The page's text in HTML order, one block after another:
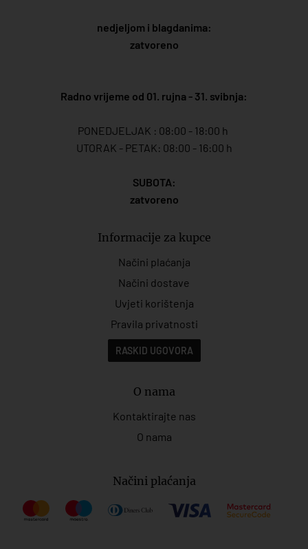
nedjeljom i blagdanima:
zatvoreno
Radno vrijeme od 01. rujna - 31. svibnja:
PONEDJELJAK : 08:00 - 18:00 h
UTORAK - PETAK: 08:00 - 16:00 h
SUBOTA:
zatvoreno
Informacije za kupce
Načini plaćanja
Načini dostave
Uvjeti korištenja
Pravila privatnosti
RASKID UGOVORA
O nama
Kontaktirajte nas
O nama
Načini plaćanja